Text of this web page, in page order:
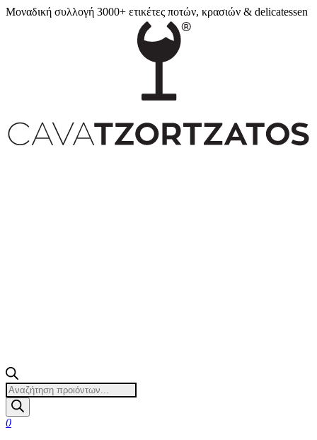
Μοναδική συλλογή 3000+ ετικέτες ποτών, κρασιών & delicatessen
Products
search
0